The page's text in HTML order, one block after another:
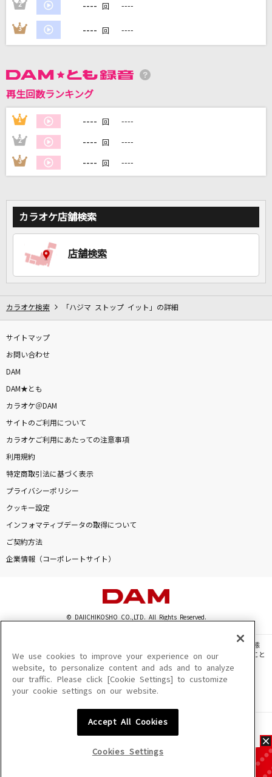
アイ・アイ・ア
Ado
水樹奈々×T.M.Revolution
好きすぎて滅！
M!LK
カラオケをもっと楽しもう！
2 ---- 回 ----
3 ---- 回 ----
再生回数ランキング
1 ---- 回 ----
2 ---- 回 ----
3 ---- 回 ----
カラオケ店舗検索
店舗検索
カラオケ検索 「ハジマ ストップ イット」の詳細
サイトマップ
お問い合わせ
DAM
DAM★とも
カラオケ＠DAM
サイトのご利用について
カラオケご利用にあたっての注意事項
利用規約
特定商取引法に基づく表示
プライバシーポリシー
クッキー設定
インフォマティブデータの取得について
ご契約方法
企業情報（コーポレートサイト）
© DAIICHIKOSHO CO.,LTD. All Rights Reserved.
このサイトに掲載されている一切の文章・画像・写真・動画・音声等を、手段や形態
を問わず、著作権法の定める範囲を超えて無断で複製、転載、ファイル化などすること
を禁じます。
楽曲及びコンテンツは、機種によりご利用いただけない場合があります。
楽曲及びコンテンツの配信日、配信内容が変更になる場合があります。
We use cookies to improve your experience on our
website, to personalize content and ads and to analyze
our traffic. Please click [Cookie Settings] to customize
your cookie settings on our website.
Accept All Cookies
Cookies Settings